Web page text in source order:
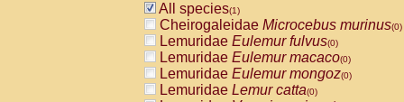
All species(1)
Cheirogaleidae Microcebus murinus(0)
Lemuridae Eulemur fulvus(0)
Lemuridae Eulemur macaco(0)
Lemuridae Eulemur mongoz(0)
Lemuridae Lemur catta(0)